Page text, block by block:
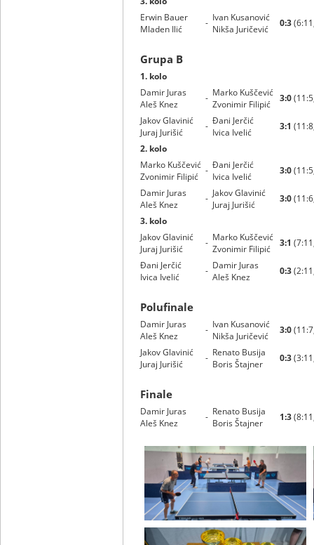
Erwin Bauer
Mladen Ilić
- Ivan Kusanović
Nikša Juričević
0:3
Grupa B
1. kolo
Damir Juras
Aleš Knez
- Marko Kuščević
Zvonimir Filipić
3:0
Jakov Glavinić
Juraj Jurišić
- Đani Jerčić
Ivica Ivelić
3:1
2. kolo
Marko Kuščević
Zvonimir Filipić
- Đani Jerčić
Ivica Ivelić
3:0
Damir Juras
Aleš Knez
- Jakov Glavinić
Juraj Jurišić
3:0
3. kolo
Jakov Glavinić
Juraj Jurišić
- Marko Kuščević
Zvonimir Filipić
3:1
Đani Jerčić
Ivica Ivelić
- Damir Juras
Aleš Knez
0:3
Polufinale
Damir Juras
Aleš Knez
- Ivan Kusanović
Nikša Juričević
3:0
Jakov Glavinić
Juraj Jurišić
- Renato Busija
Boris Štajner
0:3
Finale
Damir Juras
Aleš Knez
- Renato Busija
Boris Štajner
1:3